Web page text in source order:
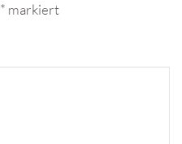
* markiert